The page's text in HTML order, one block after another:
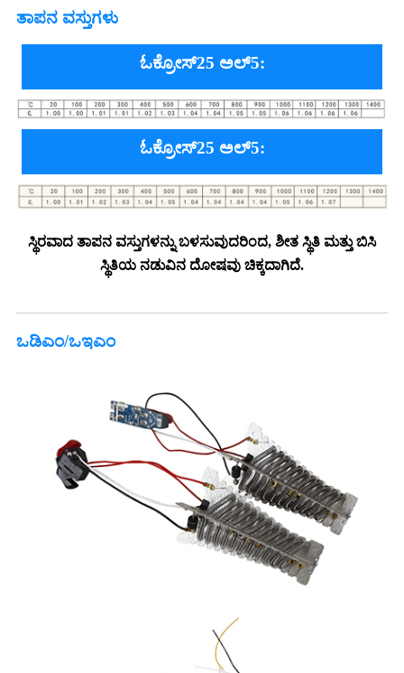
ತಾಪನ ವಸ್ತುಗಳು
ಓಕ್ರೋಸ್25 ಅಲ್5:
ಓಕ್ರೋಸ್25 ಅಲ್5:
ಸ್ಥಿರವಾದ ತಾಪನ ವಸ್ತುಗಳನ್ನು ಬಳಸುವುದರಿಂದ, ಶೀತ ಸ್ಥಿತಿ ಮತ್ತು ಬಿಸಿ
ಸ್ಥಿತಿಯ ನಡುವಿನ ದೋಷವು ಚಿಕ್ಕದಾಗಿದೆ.
ಒಡಿಎಂ/ಒಇಎಂ